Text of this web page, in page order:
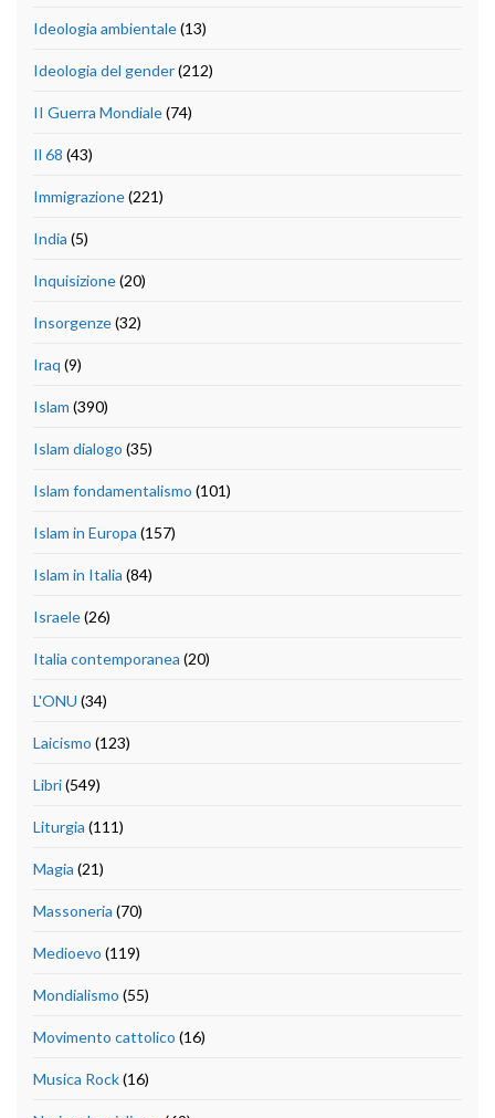
Ideologia ambientale(13)
Ideologia del gender(212)
II Guerra Mondiale(74)
Il 68 (43)
Immigrazione(221)
India (5)
Inquisizione(20)
Insorgenze(32)
Iraq (9)
Islam (390)
Islam dialogo (35)
Islam fondamentalismo (101)
Islam in Europa (157)
Islam in Italia (84)
Israele(26)
Italia contemporanea (20)
L'ONU (34)
Laicismo (123)
Libri(549)
Liturgia (111)
Magia (21)
Massoneria (70)
Medioevo (119)
Mondialismo (55)
Movimento cattolico (16)
Musica Rock(16)